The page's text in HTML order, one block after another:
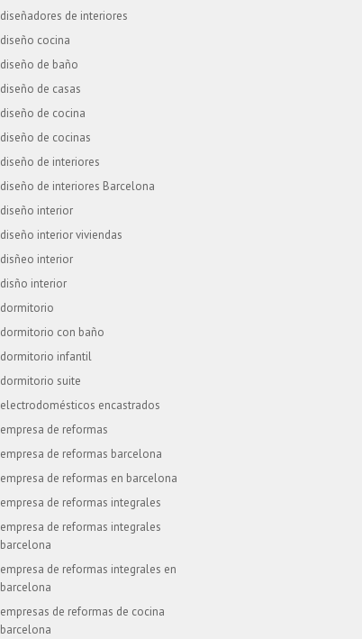
diseñadores de interiores
diseño cocina
diseño de baño
diseño de casas
diseño de cocina
diseño de cocinas
diseño de interiores
diseño de interiores Barcelona
diseño interior
diseño interior viviendas
disñeo interior
disño interior
dormitorio
dormitorio con baño
dormitorio infantil
dormitorio suite
electrodomésticos encastrados
empresa de reformas
empresa de reformas barcelona
empresa de reformas en barcelona
empresa de reformas integrales
empresa de reformas integrales
barcelona
empresa de reformas integrales en
barcelona
empresas de reformas de cocina
barcelona